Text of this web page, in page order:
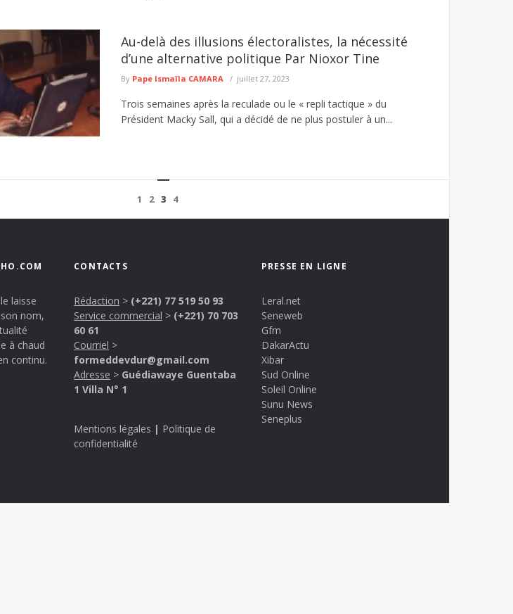
Au-delà des illusions électoralistes, la nécessité
d’une alternative politique Par Nioxor Tine
By Pape Ismaïla CAMARA juillet 27, 2023
Trois semaines après la reculade ou le « repli tactique » du
Président Macky Sall, qui a décidé de ne plus postuler à un...
1 2 3 4
laisse
nom,
à chaud
continu.
CONTACTS
Rédaction > (+221) 77 519 50 93
Service commercial > (+221) 70 703
60 61
Courriel >
formeddevdur@gmail.com
Adresse > Guédiawaye Guentaba
1 Villa N° 1
Mentions légales | Politique de
confidentialité
PRESSE EN LIGNE
Leral.net
Seneweb
Gfm
DakarActu
Xibar
Sud Online
Soleil Online
Sunu News
Seneplus